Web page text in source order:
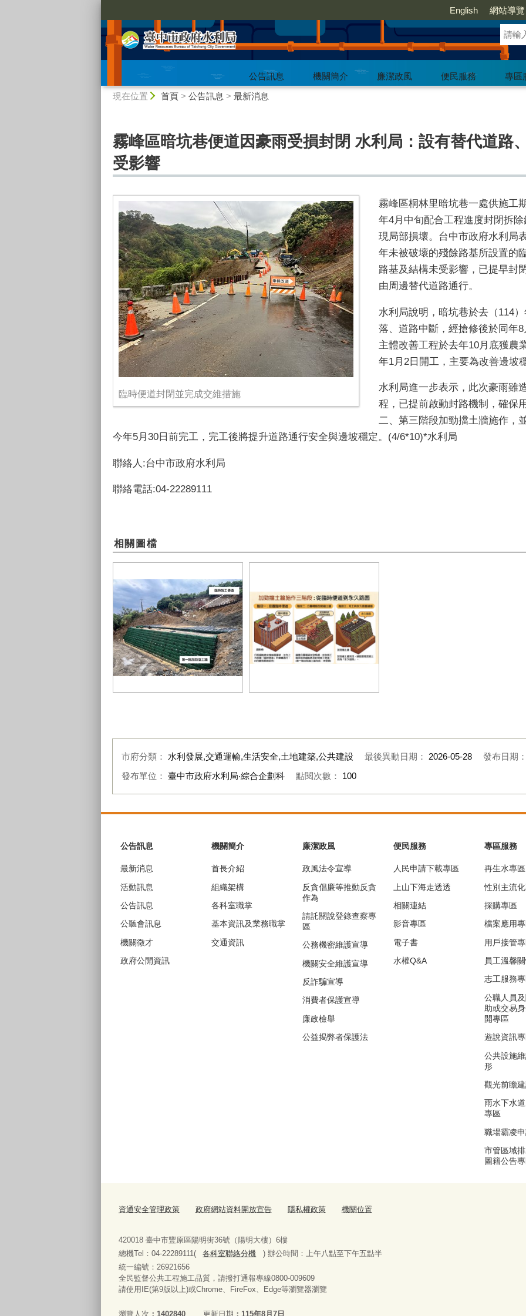
English 網站導覽
公告訊息 機關簡介 廉潔政風 便民服務
專區
現在位置 首頁> 公告訊息 > 最新消息
霧峰區暗坑巷便道因豪雨受損封閉 水利局：設有替代道路
受影響
臨時便道封閉並完成交維措施
霧峰區桐林里暗坑巷一處供施工
年4月中旬配合工程進度封閉拆
現局部損壞。台中市政府水利局
年未被破壞的殘餘路基所設置的
路基及結構未受影響，已提早封
由周邊替代道路通行。
水利局說明，暗坑巷於去（114
落、道路中斷，經搶修後於同年
主體改善工程於去年10月底獲農
年1月2日開工，主要為改善邊坡
水利局進一步表示，此次豪雨雖
程，已提前啟動封路機制，確保
二、第三階段加勁擋土牆施作，
今年5月30日前完工，完工後將提升道路通行安全與邊坡穩定。(4/6*10)*水利局
聯絡人:台中市政府水利局
聯絡電話:04-22289111
相關圖檔
市府分類： 水利發展,交通運輸,生活安全,土地建築,公共建設 最後異動日期： 2026-05-28 發布日期：
發布單位： 臺中市政府水利局‧綜合企劃科 點閱次數： 100
公告訊息
最新消息
活動訊息
公告訊息
公聽會訊息
機關徵才
政府公開資訊
機關簡介
首長介紹
組織架構
各科室職掌
基本資訊及業務職掌
交通資訊
廉潔政風
政風法令宣導
反貪倡廉等推動反貪
作為
請託關說登錄查察專
區
公務機密維護宣導
機關安全維護宣導
反詐騙宣導
消費者保護宣導
廉政檢舉
公益揭弊者保護法
便民服務
人民申請下載專區
上山下海走透透
相關連結
影音專區
電子書
水權Q&A
專區服務
再生水專區
性別主流
採購專區
檔案應用
用戶接管
員工溫馨
志工服務
公職人員
助或交易
開專區
遊說資訊
公共設施
形
觀光前瞻
雨水下水
專區
職場霸凌
市管區域
圖籍公告
資通安全管理政策 政府網站資料開放宣告 隱私權政策 機關位置
420018 臺中市豐原區陽明街36號（陽明大樓）6樓
總機Tel：04-22289111(
各科室聯絡分機
) 辦公時間：上午八點至下午五點半
統一編號：26921656
全民監督公共工程施工品質，請撥打通報專線0800-009609
請使用IE(第9版以上)或Chrome、FireFox、Edge等瀏覽器瀏覽
瀏覽人次 1402840 更新日期 115年8月7日